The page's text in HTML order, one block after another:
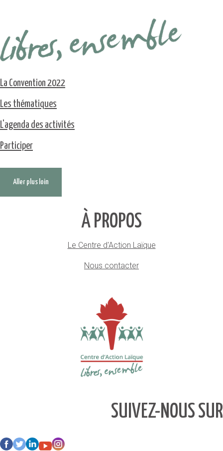
La Convention 2022
Les thématiques
L'agenda des activités
Participer
Aller plus loin
À PROPOS
Le Centre d'Action Laïque
Nous contacter
SUIVEZ-NOUS SUR